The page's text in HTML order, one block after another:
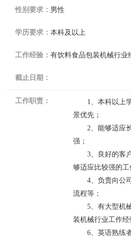
性别要求： 男性
学历要求： 本科及以上
工作经验： 有饮料食品包装机械行
截止日期：
工作职责： 1、本科以上
景优先；
2、能够适应
强 ；
3、良好的客
够适应比较强的工
4、负责向公
流程等；
5、有大型机
装机械行业工作经
6、英语熟练